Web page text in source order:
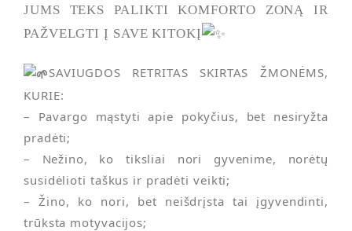
JUMS TEKS PALIKTI KOMFORTO ZONĄ IR
PAŽVELGTI Į SAVE KITOKĮ
SAVIUGDOS RETRITAS SKIRTAS ŽMONĖMS,
KURIE:
– Pavargo mąstyti apie pokyčius, bet nesiryžta
pradėti;
– Nežino, ko tiksliai nori gyvenime, norėtų
susidėlioti taškus ir pradėti veikti;
– Žino, ko nori, bet neišdrįsta tai įgyvendinti,
trūksta motyvacijos;